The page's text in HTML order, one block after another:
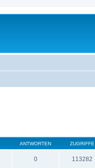
ANTWORTEN ZUGRIFFE
0 113282